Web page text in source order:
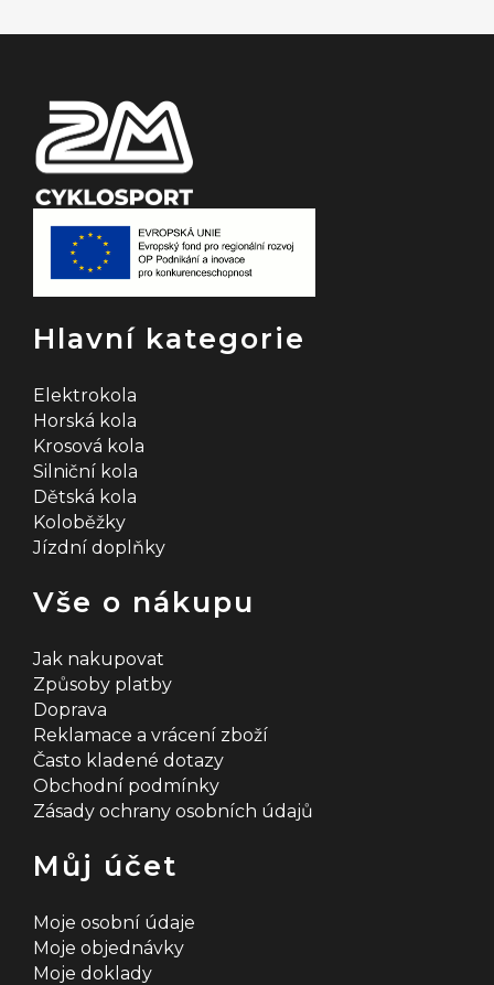
t
Hlavní kategorie
Elektrokola
Horská kola
Krosová kola
Silniční kola
Dětská kola
Koloběžky
Jízdní doplňky
Vše o nákupu
Jak nakupovat
Způsoby platby
Doprava
Reklamace a vrácení zboží
Často kladené dotazy
Obchodní podmínky
Zásady ochrany osobních údajů
Můj účet
Moje osobní údaje
Moje objednávky
Moje doklady